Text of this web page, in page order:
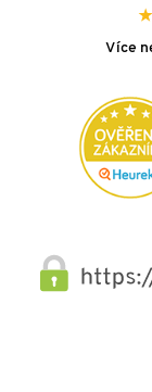
Více